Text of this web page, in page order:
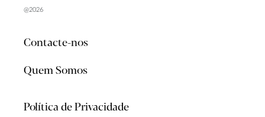
@2026
Contacte-nos
Quem Somos
Política de Privacidade